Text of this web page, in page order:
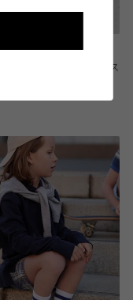
トリコロールカバーソックス